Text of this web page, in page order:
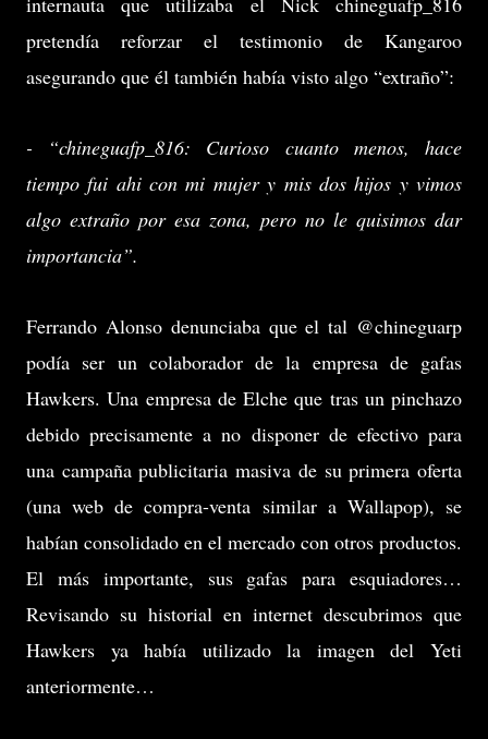
pretendía reforzar el testimonio de Kangaroo
asegurando que él también había visto algo “extraño”:
- “chineguafp_816: Curioso cuanto menos, hace
tiempo fui ahi con mi mujer y mis dos hijos y vimos
algo extraño por esa zona, pero no le quisimos dar
importancia”.
Ferrando Alonso denunciaba que el tal @chineguarp
podía ser un colaborador de la empresa de gafas
Hawkers. Una empresa de Elche que tras un pinchazo
debido precisamente a no disponer de efectivo para
una campaña publicitaria masiva de su primera oferta
(una web de compra-venta similar a Wallapop), se
habían consolidado en el mercado con otros productos.
El más importante, sus gafas para esquiadores…
Revisando su historial en internet descubrimos que
Hawkers ya había utilizado la imagen del Yeti
anteriormente…